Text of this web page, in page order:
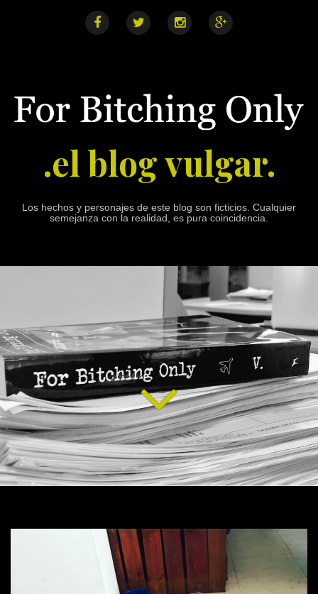
F
o
k
T I
a
m
G
.el blog vulgar.
Los hechos y personajes de este blog son ficticios. Cualquier
semejanza con la realidad, es pura coincidencia.